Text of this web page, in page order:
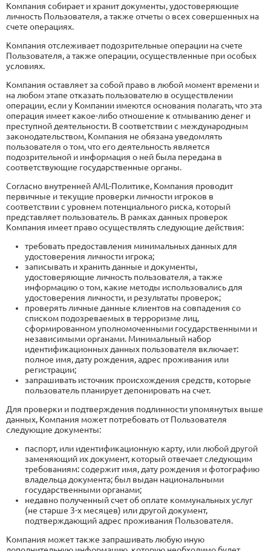
Компания собирает и хранит документы, удостоверяющие
личность Пользователя, а также отчеты о всех совершенных на
счете операциях.
Компания отслеживает подозрительные операции на счете
Пользователя, а также операции, осуществленные при особых
условиях.
Компания оставляет за собой право в любой момент времени и
на любом этапе отказать пользователю в осуществлении
операции, если у Компании имеются основания полагать, что эта
операция имеет какое-либо отношение к отмыванию денег и
преступной деятельности. В соответствии с международным
законодательством, Компания не обязана уведомлять
пользователя о том, что его деятельность является
подозрительной и информация о ней была передана в
соответствующие государственные органы.
Согласно внутренней AML-Политике, Компания проводит
первичные и текущие проверки личности игроков в
соответствии с уровнем потенциального риска, который
представляет пользователь. В рамках данных проверок
Компания имеет право осуществлять следующие действия:
требовать предоставления минимальных данных для
удостоверения личности игрока;
записывать и хранить данные и документы,
удостоверяющие личность пользователя, а также
информацию о том, какие методы использовались для
удостоверения личности, и результаты проверок;
проверять личные данные клиентов на совпадения со
списком подозреваемых в терроризме лиц,
сформированном уполномоченными государственными и
независимыми органами. Минимальный набор
идентификационных данных пользователя включает:
полное имя, дату рождения, адрес проживания или
регистрации;
запрашивать источник происхождения средств, которые
пользователь планирует депонировать на счет.
Для проверки и подтверждения подлинности упомянутых выше
данных, Компания может потребовать от Пользователя
следующие документы:
паспорт, или идентификационную карту, или любой другой
заменяющий их документ, который отвечает следующим
требованиям: содержит имя, дату рождения и фотографию
владельца документа; был выдан национальными
государственными органами;
недавно полученный счет об оплате коммунальных услуг
(не старше 3-х месяцев) или другой документ,
подтверждающий адрес проживания Пользователя.
Компания может также запрашивать любую иную